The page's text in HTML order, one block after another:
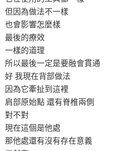
但因為做法不一樣
也會影響怎麼樣
最後的療效
一樣的道理
所以最後一定是要融會貫通
好 我現在背部做法
因為它牽扯到這裡
肩部原始點 還有脊椎兩側
對不對
現在這個是他處
那他處還有沒有存在意義